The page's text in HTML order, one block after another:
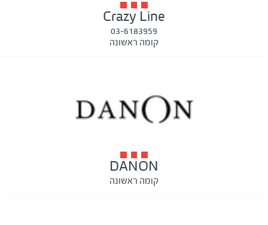
Crazy Line
03-6183959
קומה ראשונה
DANON
קומה ראשונה